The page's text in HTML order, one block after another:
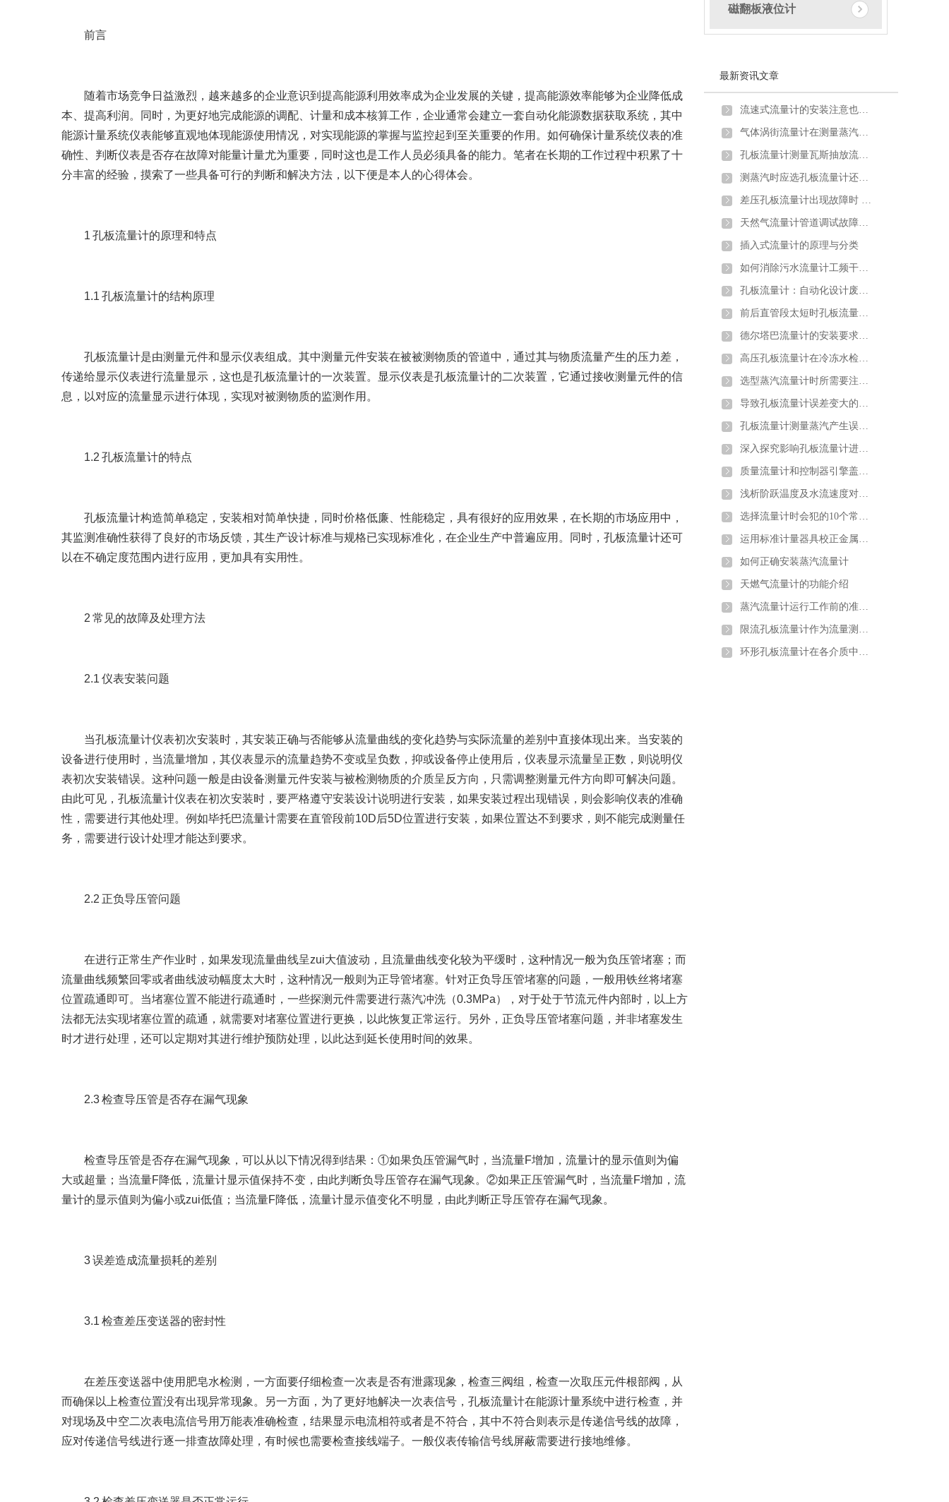
前言
随着市场竞争日益激烈，越来越多的企业意识到提高能源利用效率成为企业发展的关键，提高能源效率能够为企业降低成
本、提高利润。同时，为更好地完成能源的调配、计量和成本核算工作，企业通常会建立一套自动化能源数据获取系统，其中
能源计量系统仪表能够直观地体现能源使用情况，对实现能源的掌握与监控起到至关重要的作用。如何确保计量系统仪表的准
确性、判断仪表是否存在故障对能量计量尤为重要，同时这也是工作人员必须具备的能力。笔者在长期的工作过程中积累了十
分丰富的经验，摸索了一些具备可行的判断和解决方法，以下便是本人的心得体会。
1 孔板流量计的原理和特点
1.1 孔板流量计的结构原理
孔板流量计是由测量元件和显示仪表组成。其中测量元件安装在被被测物质的管道中，通过其与物质流量产生的压力差，
传递给显示仪表进行流量显示，这也是孔板流量计的一次装置。显示仪表是孔板流量计的二次装置，它通过接收测量元件的信
息，以对应的流量显示进行体现，实现对被测物质的监测作用。
1.2 孔板流量计的特点
孔板流量计构造简单稳定，安装相对简单快捷，同时价格低廉、性能稳定，具有很好的应用效果，在长期的市场应用中，
其监测准确性获得了良好的市场反馈，其生产设计标准与规格已实现标准化，在企业生产中普遍应用。同时，孔板流量计还可
以在不确定度范围内进行应用，更加具有实用性。
2 常见的故障及处理方法
2.1 仪表安装问题
当孔板流量计仪表初次安装时，其安装正确与否能够从流量曲线的变化趋势与实际流量的差别中直接体现出来。当安装的
设备进行使用时，当流量增加，其仪表显示的流量趋势不变或呈负数，抑或设备停止使用后，仪表显示流量呈正数，则说明仪
表初次安装错误。这种问题一般是由设备测量元件安装与被检测物质的介质呈反方向，只需调整测量元件方向即可解决问题。
由此可见，孔板流量计仪表在初次安装时，要严格遵守安装设计说明进行安装，如果安装过程出现错误，则会影响仪表的准确
性，需要进行其他处理。例如毕托巴流量计需要在直管段前10D后5D位置进行安装，如果位置达不到要求，则不能完成测量任
务，需要进行设计处理才能达到要求。
2.2 正负导压管问题
在进行正常生产作业时，如果发现流量曲线呈zui大值波动，且流量曲线变化较为平缓时，这种情况一般为负压管堵塞；而
流量曲线频繁回零或者曲线波动幅度太大时，这种情况一般则为正导管堵塞。针对正负导压管堵塞的问题，一般用铁丝将堵塞
位置疏通即可。当堵塞位置不能进行疏通时，一些探测元件需要进行蒸汽冲洗（0.3MPa），对于处于节流元件内部时，以上方
法都无法实现堵塞位置的疏通，就需要对堵塞位置进行更换，以此恢复正常运行。另外，正负导压管堵塞问题，并非堵塞发生
时才进行处理，还可以定期对其进行维护预防处理，以此达到延长使用时间的效果。
2.3 检查导压管是否存在漏气现象
检查导压管是否存在漏气现象，可以从以下情况得到结果：①如果负压管漏气时，当流量F增加，流量计的显示值则为偏
大或超量；当流量F降低，流量计显示值保持不变，由此判断负导压管存在漏气现象。②如果正压管漏气时，当流量F增加，流
量计的显示值则为偏小或zui低值；当流量F降低，流量计显示值变化不明显，由此判断正导压管存在漏气现象。
3 误差造成流量损耗的差别
3.1 检查差压变送器的密封性
在差压变送器中使用肥皂水检测，一方面要仔细检查一次表是否有泄露现象，检查三阀组，检查一次取压元件根部阀，从
而确保以上检查位置没有出现异常现象。另一方面，为了更好地解决一次表信号，孔板流量计在能源计量系统中进行检查，并
对现场及中空二次表电流信号用万能表准确检查，结果显示电流相符或者是不符合，其中不符合则表示是传递信号线的故障，
应对传递信号线进行逐一排查故障处理，有时候也需要检查接线端子。一般仪表传输信号线屏蔽需要进行接地维修。
磁翻板液位计
最新资讯文章
流速式流量计的安装注意也需要一定讲究
气体涡街流量计在测量蒸汽炉煤气时出现问题及解决方法
孔板流量计测量瓦斯抽放流量时的安装要求及取压方式
测蒸汽时应选孔板流量计还是涡街流量计？
差压孔板流量计出现故障时 不妨试试以下方法
天然气流量计管道调试故障原因分析
插入式流量计的原理与分类
如何消除污水流量计工频干扰和零点漂移
孔板流量计：自动化设计废钢铁行业转行井喷
前后直管段太短时孔板流量计应该如何安装
德尔塔巴流量计的安装要求以及注意
高压孔板流量计在冷冻水检测中的注意要点及解决方案介绍
选型蒸汽流量计时所需要注意的问题介绍
导致孔板流量计误差变大的原因分析
孔板流量计测量蒸汽产生误差的原因分析及解决办法
深入探究影响孔板流量计进行煤气流量计量的因素
质量流量计和控制器引擎盖下的主要组件详细介绍
浅析阶跃温度及水流速度对金属管浮子流量计的影响
选择流量计时会犯的10个常见错误以及如何避免错误
运用标准计量器具校正金属管浮子流量计
如何正确安装蒸汽流量计
天燃气流量计的功能介绍
蒸汽流量计运行工作前的准备和调试
限流孔板流量计作为流量测量元件的使用条件有哪些
环形孔板流量计在各介质中的应用